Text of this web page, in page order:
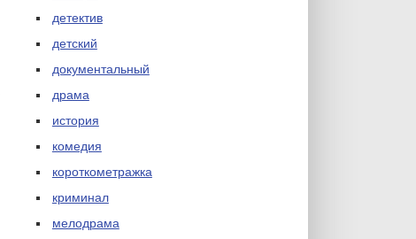
детектив
детский
документальный
драма
история
комедия
короткометражка
криминал
мелодрама